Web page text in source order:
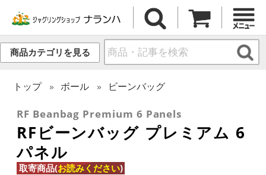
商品カテゴリを見る
トップ ボール ビーンバッグ
RF Beanbag Premium 6 Panels
RFビーンバッグ プレミアム 6
パネル
取寄商品(お読みください)